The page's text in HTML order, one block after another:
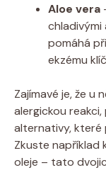
Aloe vera
chladivými
pomáhá
ekzému‍
Zajímavé je, že u
alergickou
⁤alternativy, které
Zkuste​ například
oleje – ​tato